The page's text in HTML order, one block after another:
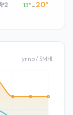
2 13°→ 20°
yr.no / SMHI